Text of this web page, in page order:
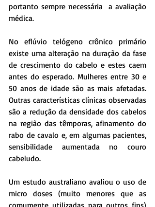
portanto sempre necessária  a avaliação
médica.
No eflúvio telógeno crônico primário
existe uma alteração na duração da fase
de crescimento do cabelo e estes caem
antes do esperado. Mulheres entre 30 e
50 anos de idade são as mais afetadas.
Outras características clínicas observadas
são a redução da densidade dos cabelos
na região das têmporas, afinamento do
rabo de cavalo e, em algumas pacientes,
sensibilidade aumentada no couro
cabeludo.
Um estudo australiano avaliou o uso de
micro doses (muito menores que as
comumente utilizadas para outros fins)